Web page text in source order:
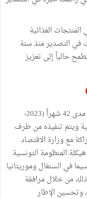
الغذائية
سنة 1983، وانطلقت في التصدير منذ سنة
وتطمح حالياً إلى تعزيز
«قوافل» هو مشروع تعاون دولي يمتد على مدى 42 شهراً (2023-
ويتم تنفيذه من طرف
مع وزارة الاقتصاد
المنظومة التونسية
في السنغال وموريتانيا
من خلال مرافقة
وتحسين الإطار